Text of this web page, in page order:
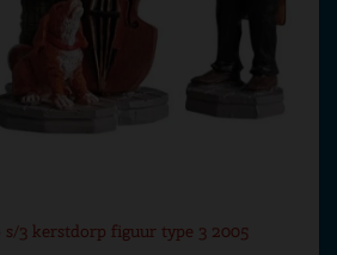
3 kerstdorp figuur type 3 2005